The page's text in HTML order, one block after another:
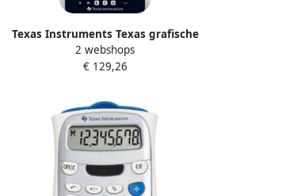
Texas Instruments Texas grafische
rekenmachine TI-Nspire CX II-T
2 webshops
€ 129,26